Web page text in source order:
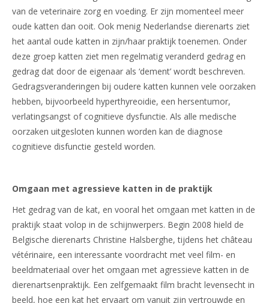
van de veterinaire zorg en voeding. Er zijn momenteel meer
oude katten dan ooit. Ook menig Nederlandse dierenarts ziet
het aantal oude katten in zijn/haar praktijk toenemen. Onder
deze groep katten ziet men regelmatig veranderd gedrag en
gedrag dat door de eigenaar als ‘dement’ wordt beschreven.
Gedragsveranderingen bij oudere katten kunnen vele oorzaken
hebben, bijvoorbeeld hyperthyreoidie, een hersentumor,
verlatingsangst of cognitieve dysfunctie. Als alle medische
oorzaken uitgesloten kunnen worden kan de diagnose
cognitieve disfunctie gesteld worden.
Omgaan met agressieve katten in de praktijk
Het gedrag van de kat, en vooral het omgaan met katten in de
praktijk staat volop in de schijnwerpers. Begin 2008 hield de
Belgische dierenarts Christine Halsberghe, tijdens het château
vétérinaire, een interessante voordracht met veel film- en
beeldmateriaal over het omgaan met agressieve katten in de
dierenartsenpraktijk. Een zelfgemaakt film bracht levensecht in
beeld, hoe een kat het ervaart om vanuit zijn vertrouwde en